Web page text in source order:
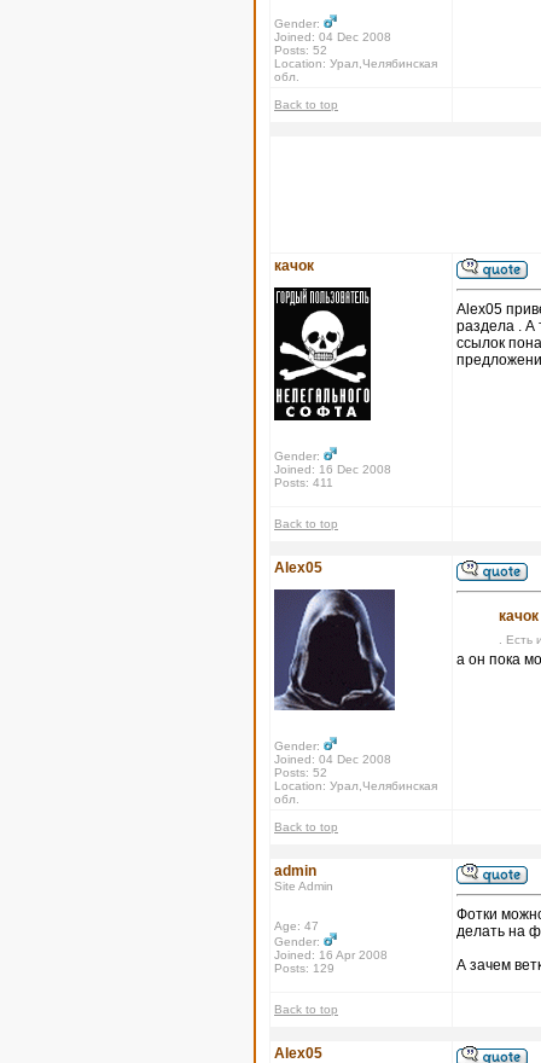
Gender:
Joined: 04 Dec 2008
Posts: 52
Location: Урал,Челябинская
обл.
Back to top
качок
Gender:
Joined: 16 Dec 2008
Posts: 411
Alex05
раздела . А
ссылок
Back to top
Alex05
Gender:
Joined: 04 Dec 2008
Posts: 52
Location: Урал,Челябинская
обл.
.
а он пока
Back to top
admin
Site Admin
Age: 47
Gender:
Joined: 16 Apr 2008
Posts: 129
Фотки
делать на
А зачем
Back to top
Alex05